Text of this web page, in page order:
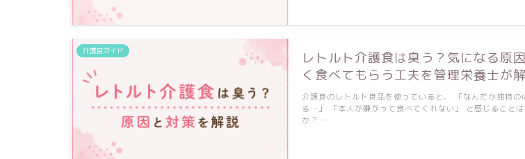
介護食ガイド
レトルト介護食は臭う？気になる原
く食べてもらう工夫を管理栄養士が
介護食のレトルト食品を使っていると、 「なんだか独特の
る…」 「本人が嫌がって食べてくれない」 と感じること
か？ …